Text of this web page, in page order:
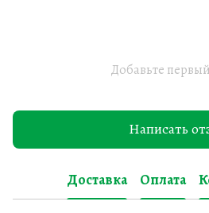
Добавьте
Написать
Доставка Оплата